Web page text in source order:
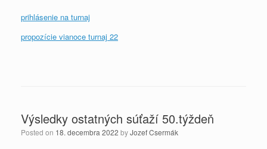
prihlásenie na turnaj
propozície vianoce turnaj 22
Výsledky ostatných súťaží 50.týždeň
Posted on 18. decembra 2022 byJozef Csermák